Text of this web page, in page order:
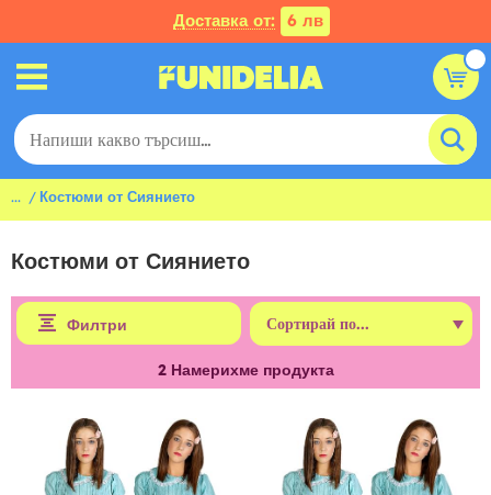
Доставка от: 6 лв
... Костюми от Сиянието
Костюми от Сиянието
Филтри
2Намерихме продукта